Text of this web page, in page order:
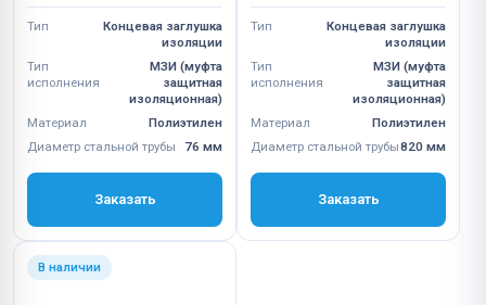
Тип
Концевая заглушка
изоляции
Тип
исполнения
МЗИ (муфта
защитная
изоляционная)
Материал
Полиэтилен
Диаметр стальной трубы
76 мм
Заказать
Тип
Концевая заглушка
изоляции
Тип
исполнения
МЗИ (муфта
защитная
изоляционная)
Материал
Полиэтилен
Диаметр стальной трубы820 мм
Заказать
В наличии